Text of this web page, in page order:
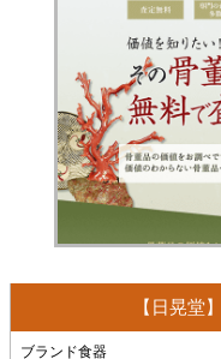
【日晃堂
ブランド食器